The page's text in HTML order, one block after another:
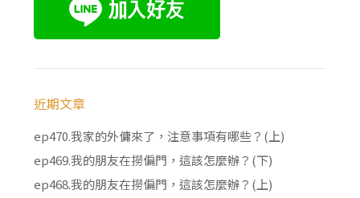
近期文章
ep470.我家的外傭來了，注意事項有哪些？(上)
ep469.我的朋友在撈偏門，這該怎麼辦？(下)
ep468.我的朋友在撈偏門，這該怎麼辦？(上)